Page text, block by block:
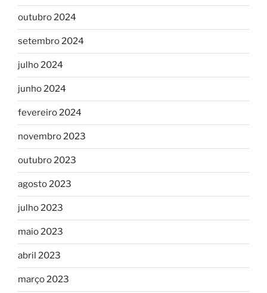
outubro 2024
setembro 2024
julho 2024
junho 2024
fevereiro 2024
novembro 2023
outubro 2023
agosto 2023
julho 2023
maio 2023
abril 2023
março 2023